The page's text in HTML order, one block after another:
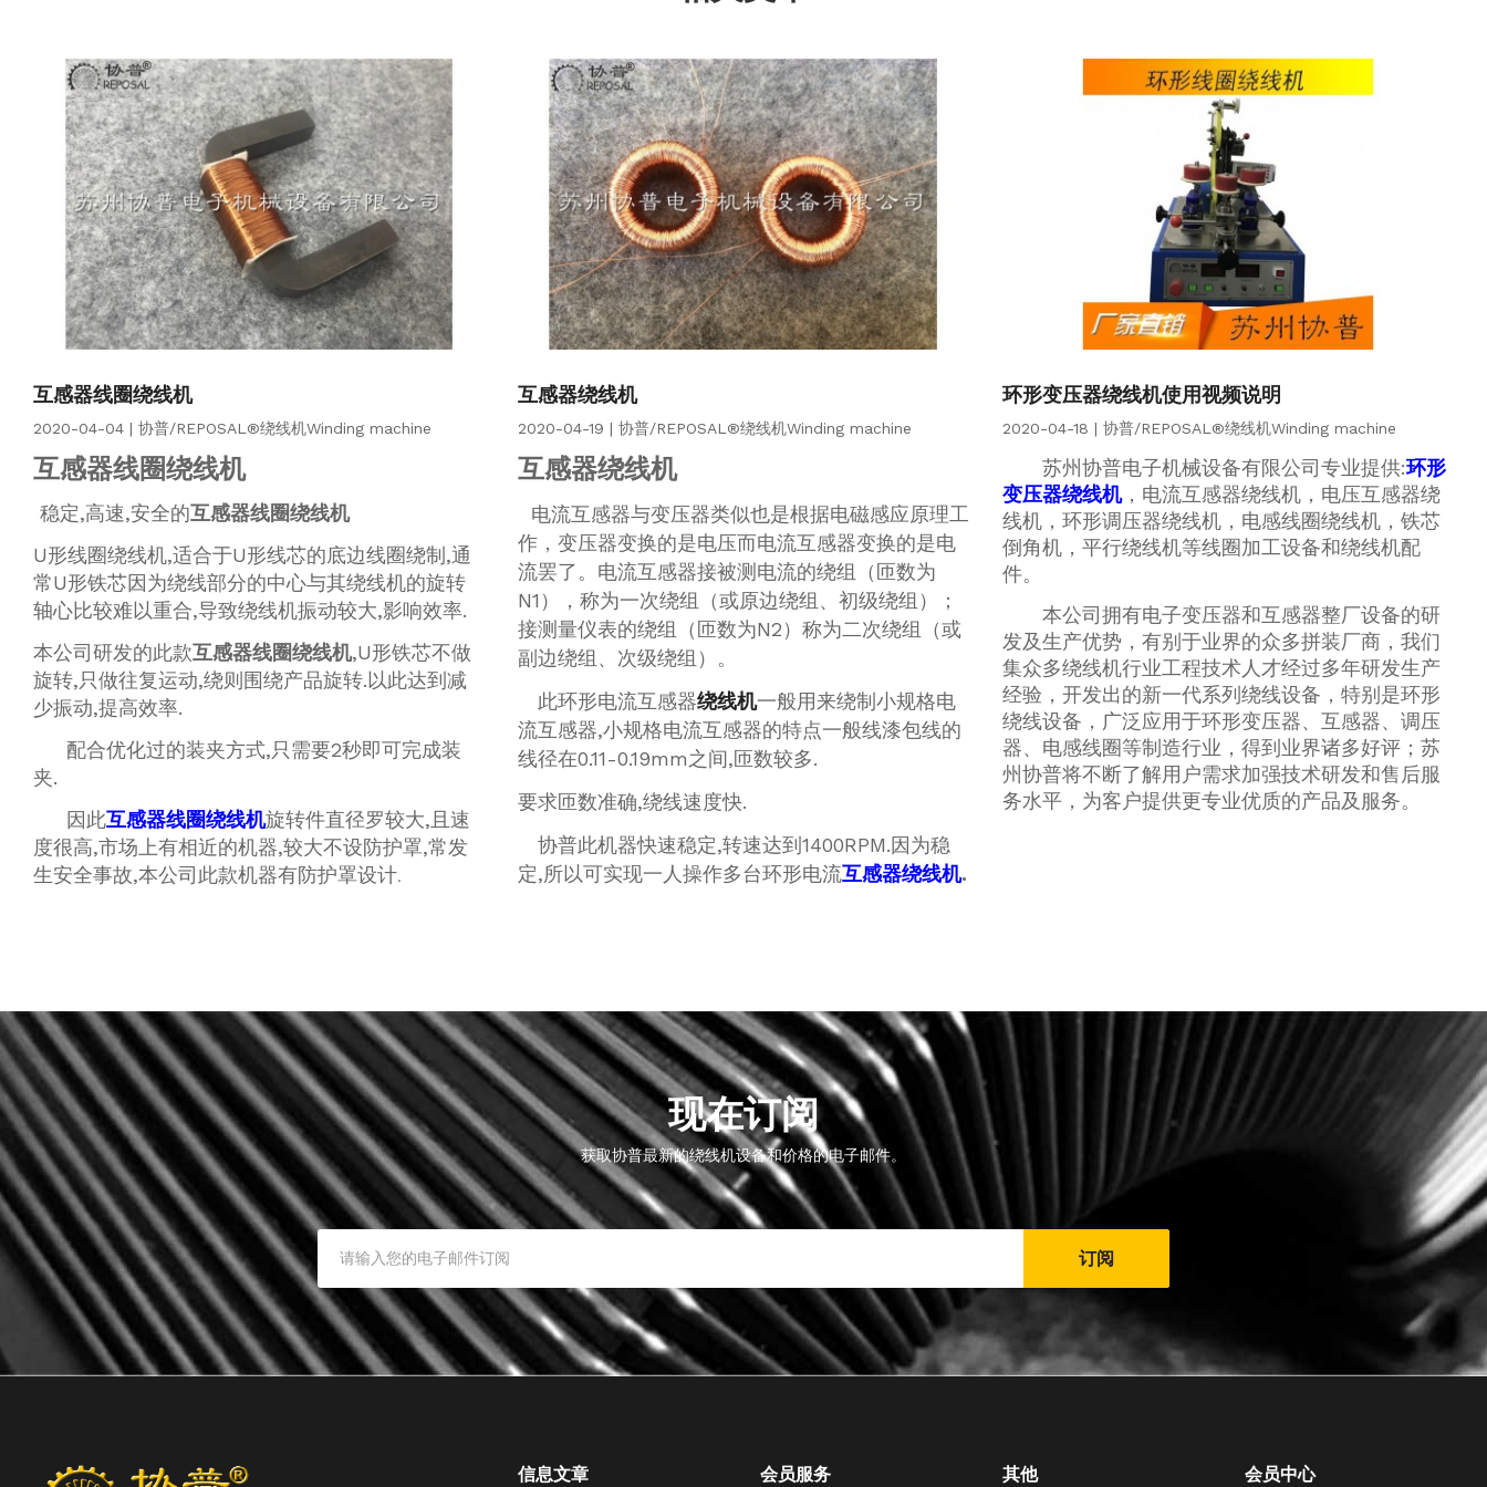
互感器线圈绕线机
2020-04-04 | 协普/REPOSAL®绕线机Winding machine
互感器线圈绕线机
稳定,高速,安全的互感器线圈绕线机
U形线圈绕线机,适合于U形线芯的底边线圈绕制,通
常U形铁芯因为绕线部分的中心与其绕线机的旋转
轴心比较难以重合,导致绕线机振动较大,影响效率.
本公司研发的此款互感器线圈绕线机,U形铁芯不做
旋转,只做往复运动,绕则围绕产品旋转.以此达到减
少振动,提高效率.
配合优化过的装夹方式,只需要2秒即可完成装
夹.
因此互感器线圈绕线机旋转件直径罗较大,且速
度很高,市场上有相近的机器,较大不设防护罩,常发
生安全事故,本公司此款机器有防护罩设计.
互感器绕线机
2020-04-19 | 协普/REPOSAL®绕线机Winding machine
互感器绕线机
电流互感器与变压器类似也是根据电磁感应原理工
作，变压器变换的是电压而电流互感器变换的是电
流罢了。电流互感器接被测电流的绕组（匝数为
N1），称为一次绕组（或原边绕组、初级绕组）；
接测量仪表的绕组（匝数为N2）称为二次绕组（或
副边绕组、次级绕组）。
此环形电流互感器绕线机一般用来绕制小规格电
流互感器,小规格电流互感器的特点一般线漆包线的
线径在0.11-0.19mm之间,匝数较多.
要求匝数准确,绕线速度快.
协普此机器快速稳定,转速达到1400RPM.因为稳
定,所以可实现一人操作多台环形电流互感器绕线机.
环形变压器绕线机使用视频说明
2020-04-18 | 协普/REPOSAL®绕线机Winding machine
苏州协普电子机械设备有限公司专业提供:环形
变压器绕线机，电流互感器绕线机，电压互感器绕
线机，环形调压器绕线机，电感线圈绕线机，铁芯
倒角机，平行绕线机等线圈加工设备和绕线机配
件。
本公司拥有电子变压器和互感器整厂设备的研
发及生产优势，有别于业界的众多拼装厂商，我们
集众多绕线机行业工程技术人才经过多年研发生产
经验，开发出的新一代系列绕线设备，特别是环形
绕线设备，广泛应用于环形变压器、互感器、调压
器、电感线圈等制造行业，得到业界诸多好评；苏
州协普将不断了解用户需求加强技术研发和售后服
务水平，为客户提供更专业优质的产品及服务。
现在订阅
获取协普最新的绕线机设备和价格的电子邮件。
订阅
信息文章 会员服务 其他 会员中心